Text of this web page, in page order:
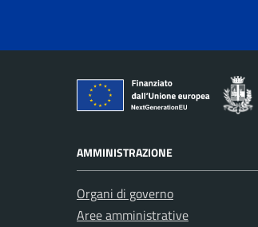
AMMINISTRAZIONE
Organi di governo
Aree amministrative